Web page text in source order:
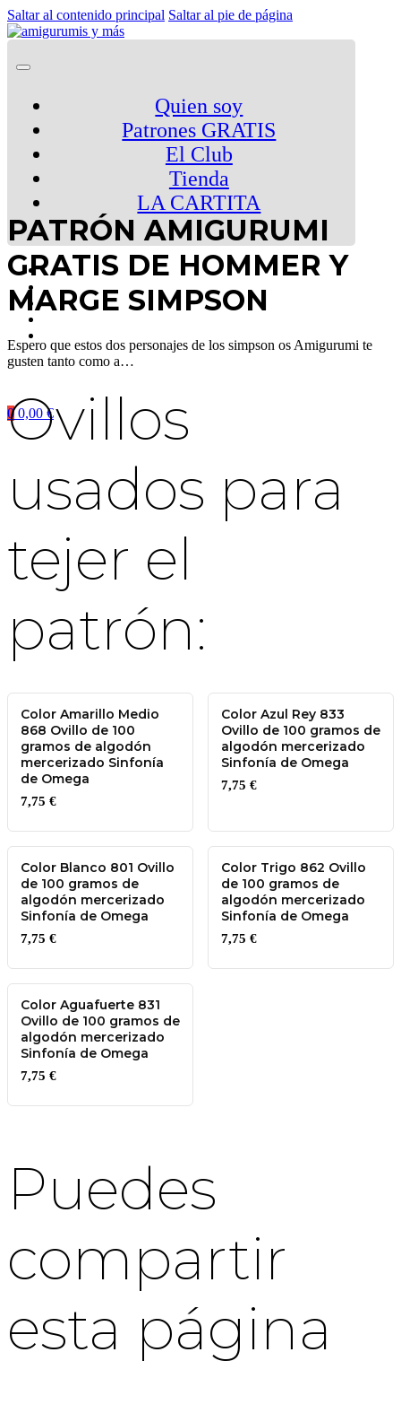
Saltar al contenido principal Saltar al pie de página
Quien soy
Patrones GRATIS
El Club
Tienda
LA CARTITA
0 0,00 €
PATRÓN AMIGURUMI
GRATIS DE HOMMER Y
MARGE SIMPSON
Espero que estos dos personajes de los simpson os Amigurumi te
gusten tanto como a…
Ovillos
usados para
tejer el
patrón:
Color Amarillo Medio
868 Ovillo de 100
gramos de algodón
mercerizado Sinfonía
de Omega
7,75 €
Color Azul Rey 833
Ovillo de 100 gramos de
algodón mercerizado
Sinfonía de Omega
7,75 €
Color Blanco 801 Ovillo
de 100 gramos de
algodón mercerizado
Sinfonía de Omega
7,75 €
Color Trigo 862 Ovillo
de 100 gramos de
algodón mercerizado
Sinfonía de Omega
7,75 €
Color Aguafuerte 831
Ovillo de 100 gramos de
algodón mercerizado
Sinfonía de Omega
7,75 €
Puedes
compartir
esta página